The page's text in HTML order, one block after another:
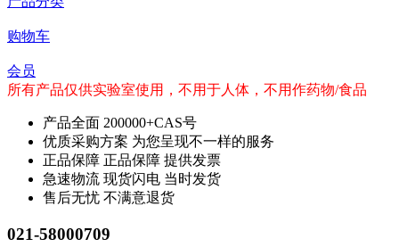
购物车
会员
所有产品仅供实验室使用，不用于人体，不用作药物/食品
产品全面 200000+CAS号
优质采购方案 为您呈现不一样的服务
正品保障 正品保障 提供发票
急速物流 现货闪电 当时发货
售后无忧 不满意退货
021-58000709